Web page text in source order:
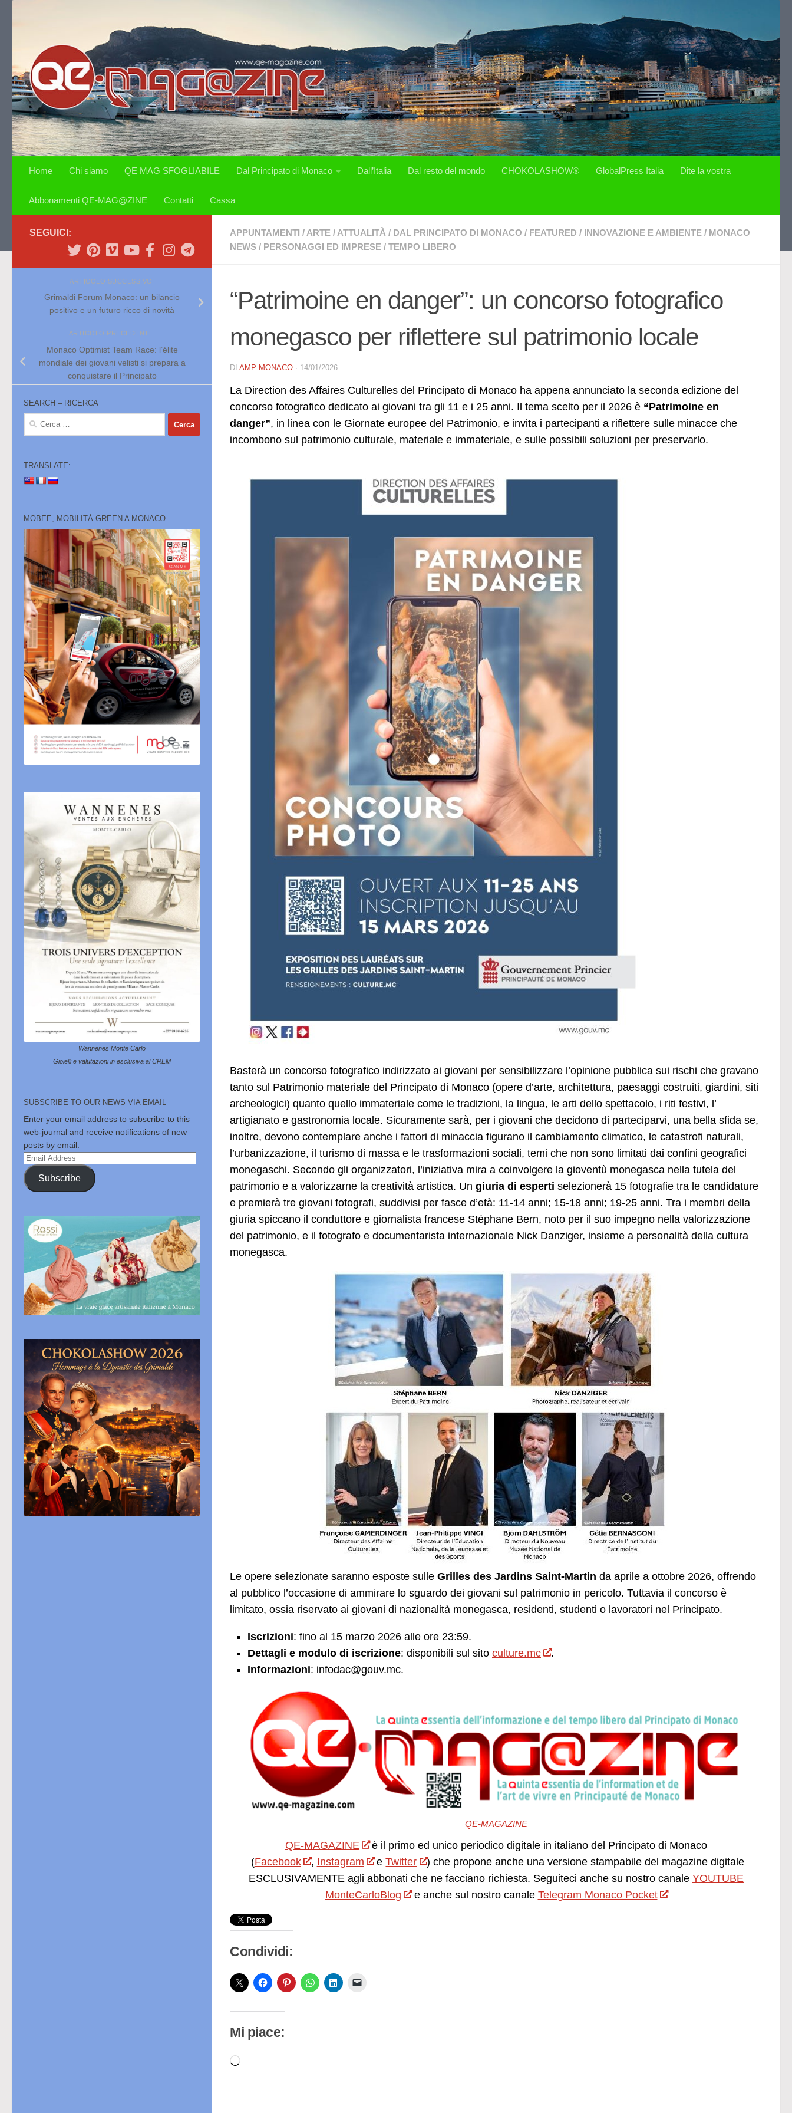
Home Chi siamo QE MAG SFOGLIABILE Dal Principato di Monaco Dall’Italia Dal resto del mondo CHOKOLASHOW® GlobalPress Italia Dite la vostra
Abbonamenti QE-MAG@ZINE Contatti Cassa
APPUNTAMENTI / ARTE / ATTUALITÀ / DAL PRINCIPATO DI MONACO / FEATURED / INNOVAZIONE E AMBIENTE / MONACO
NEWS / PERSONAGGI ED IMPRESE / TEMPO LIBERO
“Patrimoine en danger”: un concorso fotografico
monegasco per riflettere sul patrimonio locale
DI AMP MONACO · 14/01/2026
La Direction des Affaires Culturelles del Principato di Monaco ha appena annunciato la seconda edizione del
concorso fotografico dedicato ai giovani tra gli 11 e i 25 anni. Il tema scelto per il 2026 è “Patrimoine en
danger”, in linea con le Giornate europee del Patrimonio, e invita i partecipanti a riflettere sulle minacce che
incombono sul patrimonio culturale, materiale e immateriale, e sulle possibili soluzioni per preservarlo.
Basterà un concorso fotografico indirizzato ai giovani per sensibilizzare l’opinione pubblica sui rischi che gravano
tanto sul Patrimonio materiale del Principato di Monaco (opere d’arte, architettura, paesaggi costruiti, giardini, siti
archeologici) quanto quello immateriale come le tradizioni, la lingua, le arti dello spettacolo, i riti festivi, l’
artigianato e gastronomia locale. Sicuramente sarà, per i giovani che decidono di parteciparvi, una bella sfida se,
inoltre, devono contemplare anche i fattori di minaccia figurano il cambiamento climatico, le catastrofi naturali,
l’urbanizzazione, il turismo di massa e le trasformazioni sociali, temi che non sono limitati dai confini geografici
monegaschi. Secondo gli organizzatori, l’iniziativa mira a coinvolgere la gioventù monegasca nella tutela del
patrimonio e a valorizzarne la creatività artistica. Un giuria di esperti selezionerà 15 fotografie tra le candidature
e premierà tre giovani fotografi, suddivisi per fasce d’età: 11-14 anni; 15-18 anni; 19-25 anni. Tra i membri della
giuria spiccano il conduttore e giornalista francese Stéphane Bern, noto per il suo impegno nella valorizzazione
del patrimonio, e il fotografo e documentarista internazionale Nick Danziger, insieme a personalità della cultura
monegasca.
Le opere selezionate saranno esposte sulle Grilles des Jardins Saint-Martin da aprile a ottobre 2026, offrendo
al pubblico l’occasione di ammirare lo sguardo dei giovani sul patrimonio in pericolo. Tuttavia il concorso è
limitato, ossia riservato ai giovani di nazionalità monegasca, residenti, studenti o lavoratori nel Principato.
Iscrizioni: fino al 15 marzo 2026 alle ore 23:59.
Dettagli e modulo di iscrizione: disponibili sul sito culture.mc
.
Informazioni: infodac@gouv.mc.
QE-MAGAZINE
QE-MAGAZINE
è il primo ed unico periodico digitale in italiano del Principato di Monaco
(Facebook , Instagram eTwitter
) che propone anche una versione stampabile del magazine digitale
ESCLUSIVAMENTE agli abbonati che ne facciano richiesta. Seguiteci anche su nostro canale YOUTUBE
MonteCarloBlog
e anche sul nostro canale Telegram Monaco Pocket
Condividi:
Mi piace:
Caricamento
SEGUICI:
ARTICOLO SUCCESSIVO
Grimaldi Forum Monaco: un bilancio
positivo e un futuro ricco di novità
ARTICOLO PRECEDENTE
Monaco Optimist Team Race: l’élite
mondiale dei giovani velisti si prepara a
conquistare il Principato
SEARCH – RICERCA
Ricerca
TRANSLATE:
MOBEE, MOBILITÀ GREEN A MONACO
Wannenes Monte Carlo
Gioielli e valutazioni in esclusiva al CREM
SUBSCRIBE TO OUR NEWS VIA EMAIL
Enter your email address to subscribe to this
web-journal and receive notifications of new
posts by email.
Email
Address
Subscribe